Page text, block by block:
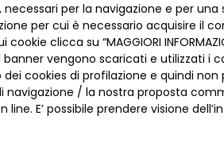
CLIENTEper la navigazione e per una
per cui è necessario acquisire il
clicca su “MAGGIORI
vengono scaricati e utilizzati i
cookies di profilazione e quindi non
navigazione / la nostra proposta
E’ possibile prendere visione